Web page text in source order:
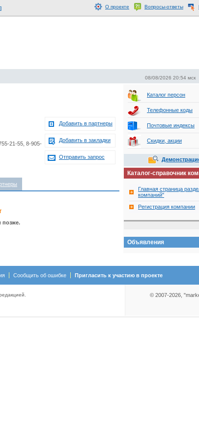
О проекте Вопросы-ответы
08/08/2026 20:54
21-55, 8-905-
Добавить в партнеры
Добавить в закладки
Отправить запрос
позже.
Каталог персон
Телефонные коды
Почтовые индексы
Скидки, акции
Каталог-справочник
Главная страница
компаний"
Регистрация компании
Объявления
Сообщить об ошибке Пригласить к участию в проекте
© 2007-2026,